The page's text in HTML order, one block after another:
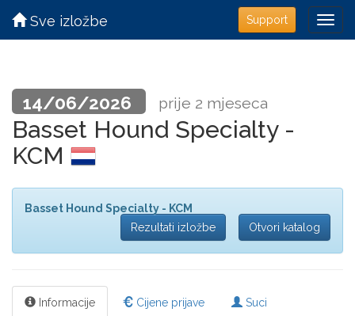
Support
Sve izložbe
14/06/2026 prije 2 mjeseca
Basset Hound Specialty -
KCM
Basset Hound Specialty - KCM
Rezultati izložbe
Otvori katalog
Informacije Cijene prijave Suci